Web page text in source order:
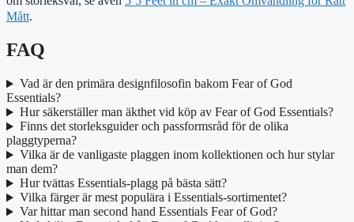
Mått.
FAQ
Vad är den primära designfilosofin bakom Fear of God
Essentials?
Hur säkerställer man äkthet vid köp av Fear of God Essentials?
Finns det storleksguider och passformsråd för de olika
plaggtyperna?
Vilka är de vanligaste plaggen inom kollektionen och hur stylar
man dem?
Hur tvättas Essentials-plagg på bästa sätt?
Vilka färger är mest populära i Essentials-sortimentet?
Var hittar man second hand Essentials Fear of God?